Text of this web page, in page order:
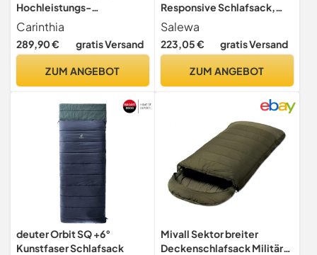
Hochleistungs-
Winterschlafsack für
Temperaturen bis -18°C,
Large (200)
Carinthia
289,90 € gratis Versand
ZUM ANGEBOT
Responsive Schlafsack,
Blau, Right
Salewa
223,05 € gratis Versand
ZUM ANGEBOT
deuter Orbit SQ +6°
Kunstfaser Schlafsack
Mivall Sektor breiter
Deckenschlafsack Militär